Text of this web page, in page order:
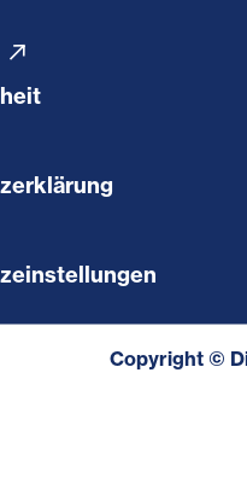
Copyright ©